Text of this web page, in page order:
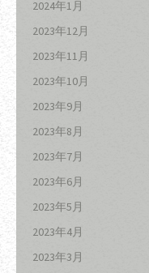
2024年1月
2023年12月
2023年11月
2023年10月
2023年9月
2023年8月
2023年7月
2023年6月
2023年5月
2023年4月
2023年3月